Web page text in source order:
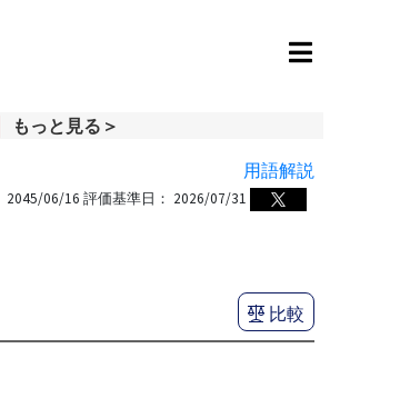
もっと見る＞
用語解説
2045/06/16 評価基準日： 2026/07/31
比較